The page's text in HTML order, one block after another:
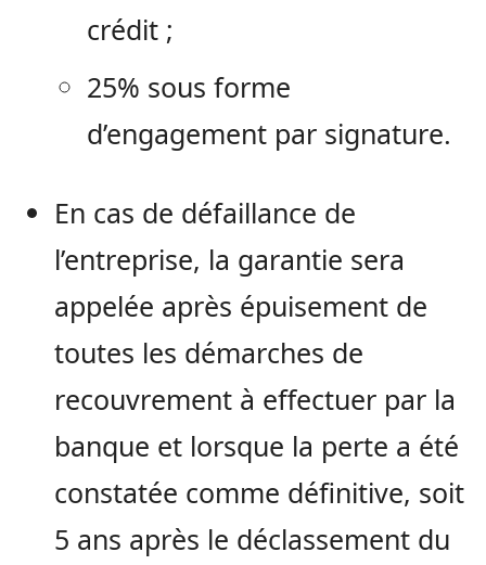
crédit ;
25% sous forme
d’engagement par signature.
En cas de défaillance de
l’entreprise, la garantie sera
appelée après épuisement de
toutes les démarches de
recouvrement à effectuer par la
banque et lorsque la perte a été
constatée comme définitive, soit
5 ans après le déclassement du